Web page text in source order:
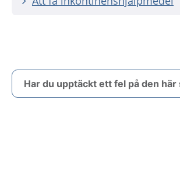
Har du upptäckt ett fel på den här